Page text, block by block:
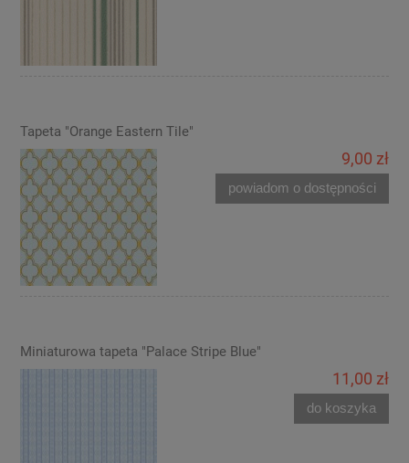
Tapeta "Orange Eastern Tile"
9,00 zł
powiadom o dostępności
Miniaturowa tapeta "Palace Stripe Blue"
11,00 zł
do koszyka